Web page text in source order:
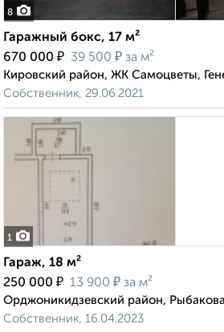
8
Гаражный бокс, 17 м²
670 000 ₽ 39 500 ₽ за м²
Кировский район, ЖК Самоцветы,
Собственник, 29.06.2021
1
Гараж, 18 м²
250 000 ₽ 13 900 ₽ за м²
Орджоникидзевский район,
Собственник, 16.04.2023